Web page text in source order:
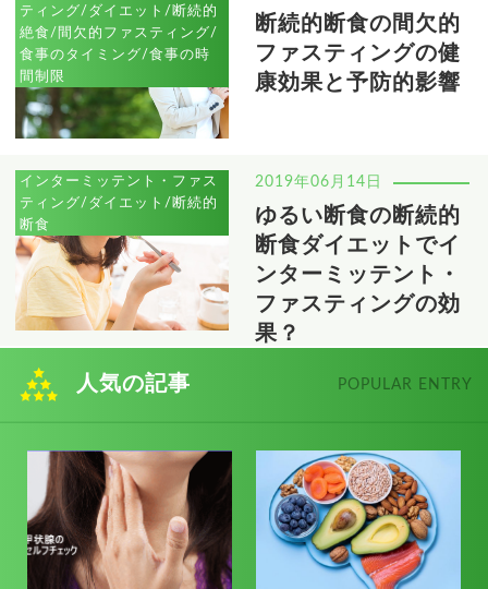
ティング/ダイエット/断続的
絶食/間欠的ファスティング/
食事のタイミング/食事の時
間制限
断続的断食の間欠的
ファスティングの健
康効果と予防的影響
インターミッテント・ファス
ティング/ダイエット/断続的
断食
2019年06月14日
ゆるい断食の断続的
断食ダイエットでイ
ンターミッテント・
ファスティングの効
果？
人気の記事 POPULAR ENTRY